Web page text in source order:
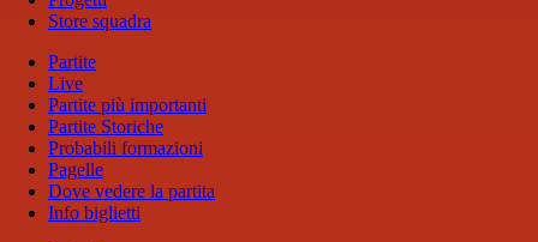
Store squadra
Partite
Live
Partite più importanti
Partite Storiche
Probabili formazioni
Pagelle
Dove vedere la partita
Info biglietti